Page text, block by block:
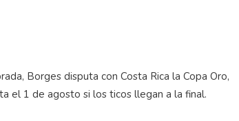
Borges disputa con Costa Rica la Copa Oro,
el 1 de agosto si los ticos llegan a la final.